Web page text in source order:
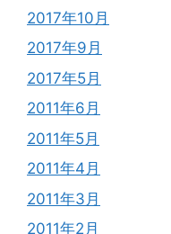
2017年10月
2017年9月
2017年5月
2011年6月
2011年5月
2011年4月
2011年3月
2011年2月